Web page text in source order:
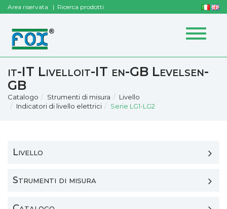
Area riservata Ricerca prodotti
Toggle
it-IT Livelloit-IT en-GB Levelsen-
GB
Catalogo Strumenti di misura
Livello
Indicatori di livello elettrici
Serie LG1-LG2
Livello
Strumenti di misura